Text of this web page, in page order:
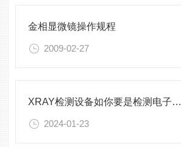
金相显微镜操作规程
2009-02-27
XRAY检测设备如你要是检测电子元器件？
2024-01-23